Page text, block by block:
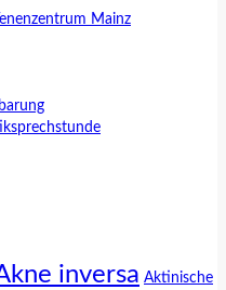
Mainz
inversa Aktinische